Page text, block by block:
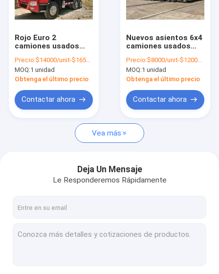
Visita a la fábrica
noticias
Todos los casos
Camiones usados de Howo
Camión tractor HOWO
Camión del mezclador concreto de Howo
Rojo Euro 2
camiones usados
camión de segunda
mano
Precio:$14000/unit-$16500/unit
MOQ:1 unidad
Obtenga el último precio
Contactar ahora
Nuevos asientos 6x4
camiones usados
amarillo usados
Howo Prime Mover
Precio:$8000/unit-$12000/unit
MOQ:1 unidad
Obtenga el último precio
Contactar ahora
Vea más
Deja Un Mensaje
Le Responderemos Rápidamente